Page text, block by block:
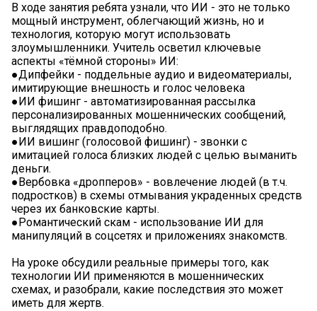
В ходе занятия ребята узнали, что ИИ - это не только
мощный инструмент, облегчающий жизнь, но и
технология, которую могут использовать
злоумышленники. Учитель осветил ключевые
аспекты «тёмной стороны» ИИ:
●Дипфейки - поддельные аудио и видеоматериалы,
имитирующие внешность и голос человека
●ИИ фишинг - автоматизированная рассылка
персонализированных мошеннических сообщений,
выглядящих правдоподобно.
●ИИ вишинг (голосовой фишинг) - звонки с
имитацией голоса близких людей с целью выманить
деньги.
●Вербовка «дропперов» - вовлечение людей (в т.ч.
подростков) в схемы отмывания украденных средств
через их банковские карты.
●Романтический скам - использование ИИ для
манипуляций в соцсетях и приложениях знакомств.
На уроке обсудили реальные примеры того, как
технологии ИИ применяются в мошеннических
схемах, и разобрали, какие последствия это может
иметь для жертв.